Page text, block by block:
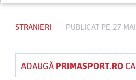
STRANIERI PUBLICAT PE 27
ADAUGĂ PRIMASPORT.RO